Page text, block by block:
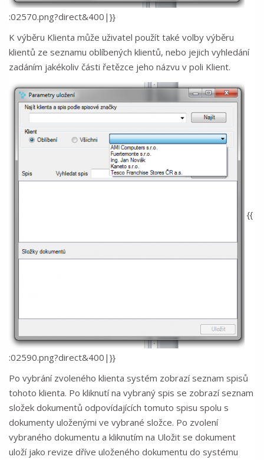
:02570.png?direct&400|}}
K výběru Klienta může uživatel použít také volby výběru
klientů ze seznamu oblíbených klientů, nebo jejich vyhledání
zadáním jakékoliv části řetězce jeho názvu v poli Klient.
{{
:02590.png?direct&400|}}
Po vybrání zvoleného klienta systém zobrazí seznam spisů
tohoto klienta. Po kliknutí na vybraný spis se zobrazí seznam
složek dokumentů odpovídajících tomuto spisu spolu s
dokumenty uloženými ve vybrané složce. Po zvolení
vybraného dokumentu a kliknutím na Uložit se dokument
uloží jako revize dříve uloženého dokumentu do systému